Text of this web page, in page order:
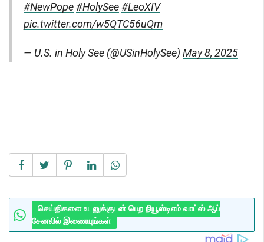
#NewPope#HolySee#LeoXIV
pic.twitter.com/w5QTC56uQm
— U.S. in Holy See (@USinHolySee) May 8, 2025
செய்திகளை உடனுக்குடன் பெற நியூஸ்டிஎம் வாட்ஸ் ஆப்
சேனலில் இணையுங்கள்